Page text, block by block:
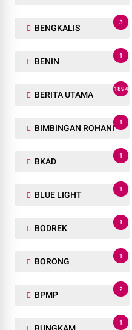
BENGKALIS
3
BENIN
1
BERITA UTAMA
1894
BIMBINGAN ROHANI
1
BKAD
1
BLUE LIGHT
1
BODREK
1
BORONG
1
BPMP
2
1